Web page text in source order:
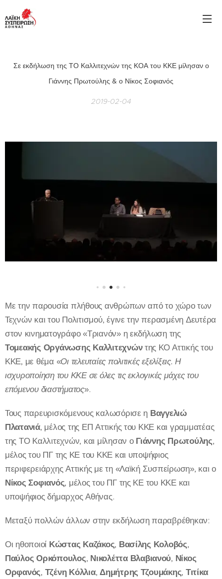
Σε εκδήλωση της ΤΟ Καλλιτεχνών της ΚΟΑ του ΚΚΕ μίλησαν ο
Γιάννης Πρωτούλης & ο Νίκος Σοφιανός
2019-02-04
Με την παρουσία πλήθους ανθρώπων από το χώρο των
Τεχνών και του Πολιτισμού, έγινε την περασμένη Δευτέρα
στον κινηματογράφο «Τριανόν» η εκδήλωση της
Τομεακής Οργάνωσης Καλλιτεχνώντης ΚΟ Αττικής του
ΚΚΕ, με θέμα «Οι τελευταίες πολιτικές εξελίξεις. Η
ισχυροποίηση του ΚΚΕ σε όλες τις εκλογικές μάχες του
επόμενου διαστήματος».
Τους παρευρισκόμενους καλωσόρισε η Βαγγελιώ
Πλατανιά, μέλος της ΕΠ Αττικής του ΚΚΕ και γραμματέας
της ΤΟ Καλλιτεχνών, και μίλησαν ο Γιάννης Πρωτούλης,
μέλος του ΠΓ της ΚΕ του ΚΚΕ και υποψήφιος
περιφερειάρχης Αττικής με τη «Λαϊκή Συσπείρωση», και ο
Νίκος Σοφιανός, μέλος του ΠΓ της ΚΕ του ΚΚΕ και
υποψήφιος δήμαρχος Αθήνας.
Μεταξύ πολλών άλλων στην εκδήλωση παραβρέθηκαν:
Οι ηθοποιοί Κώστας Καζάκος, Βασίλης Κολοβός,
Παύλος Ορκόπουλος, Νικολέττα Βλαβιανού, Νίκος
Ορφανός, Τζένη Κόλλια,Δημήτρης Τζουμάκης, Τιτίκα